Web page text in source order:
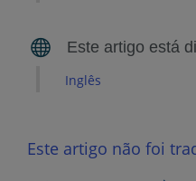
Inglês
Este artigo não foi